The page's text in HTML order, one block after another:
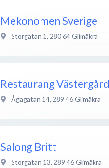
Mekonomen Sverige
Storgatan 1, 280 64Glimåkra
Restaurang Västergård
Ågagatan 14, 289 46Glimåkra
Salong Britt
Storgatan 13, 289 46Glimåkra